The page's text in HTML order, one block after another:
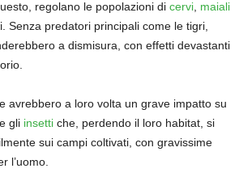
regolano le popolazioni di cervi maiali
Senza predatori principali come le tigri,
a dismisura, con effetti devastanti
avrebbero a loro volta un grave impatto su
gli insetti che, perdendo il loro habitat, si
sui campi coltivati, con gravissime
l’uomo.